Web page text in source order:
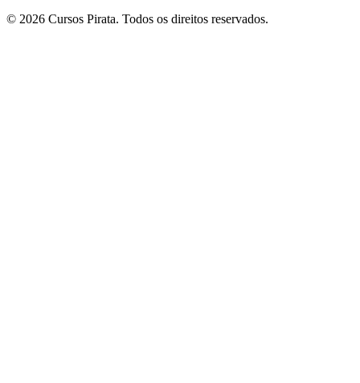
© 2026 Cursos Pirata. Todos os direitos reservados.